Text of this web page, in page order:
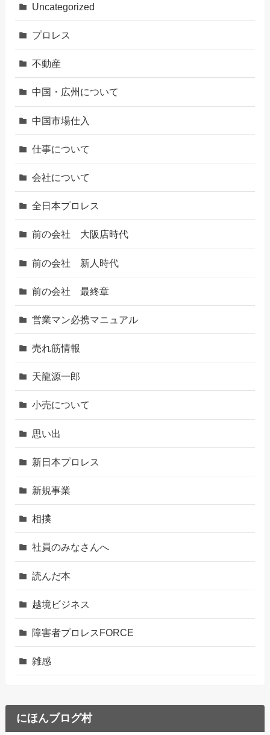
Uncategorized
プロレス
不動産
中国・広州について
中国市場仕入
仕事について
会社について
全日本プロレス
前の会社 大阪店時代
前の会社 新人時代
前の会社 最終章
営業マン必携マニュアル
売れ筋情報
天龍源一郎
小売について
思い出
新日本プロレス
新規事業
相撲
社員のみなさんへ
読んだ本
越境ビジネス
障害者プロレスFORCE
雑感
にほんブログ村